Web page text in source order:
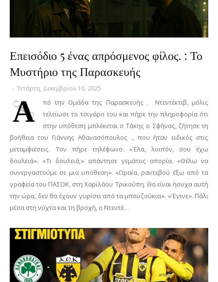
Επεισόδιο 5 ένας απρόσμενος φίλος. : Το
Μυστήριο της Παρασκευής
- Τετάρτη, Δεκεμβρίου 10, 2025
Α
πό την Ομάδα της Παρασκευής . Ντεντέκτιβ, μόλις
τελείωσε το τσιγάρο του και πήρε την πληροφορία ότι
στην υπόθεση μπλέκεται ο Τάκης ο Σφήνας, ζήτησε τη
βοήθεια του Γιάννης Αθανασόπουλος ., που ήταν ειδικός στις
μεταμφιέσεις. Τον πήρε τηλέφωνο. «Έλα, λοιπόν, σου έχω
δουλειά». «Τι δουλειά;» απάντησε γεμάτος απορία. «Θέλω να
συνεργαστούμε σε μια υπόθεση». «Ωραία, ραντεβού έξω από τα
γραφεία του ΠΑΣΟΚ, στη Χαριλάου Τρικούπη. Θα είναι ήσυχα αυτή
την ώρα, δεν θα έχουν γυρίσει από τα μπουζούκια». «Έγινε». Πάλι
μέσα στη νύχτα και τη βροχή, ο Ντεντέ…